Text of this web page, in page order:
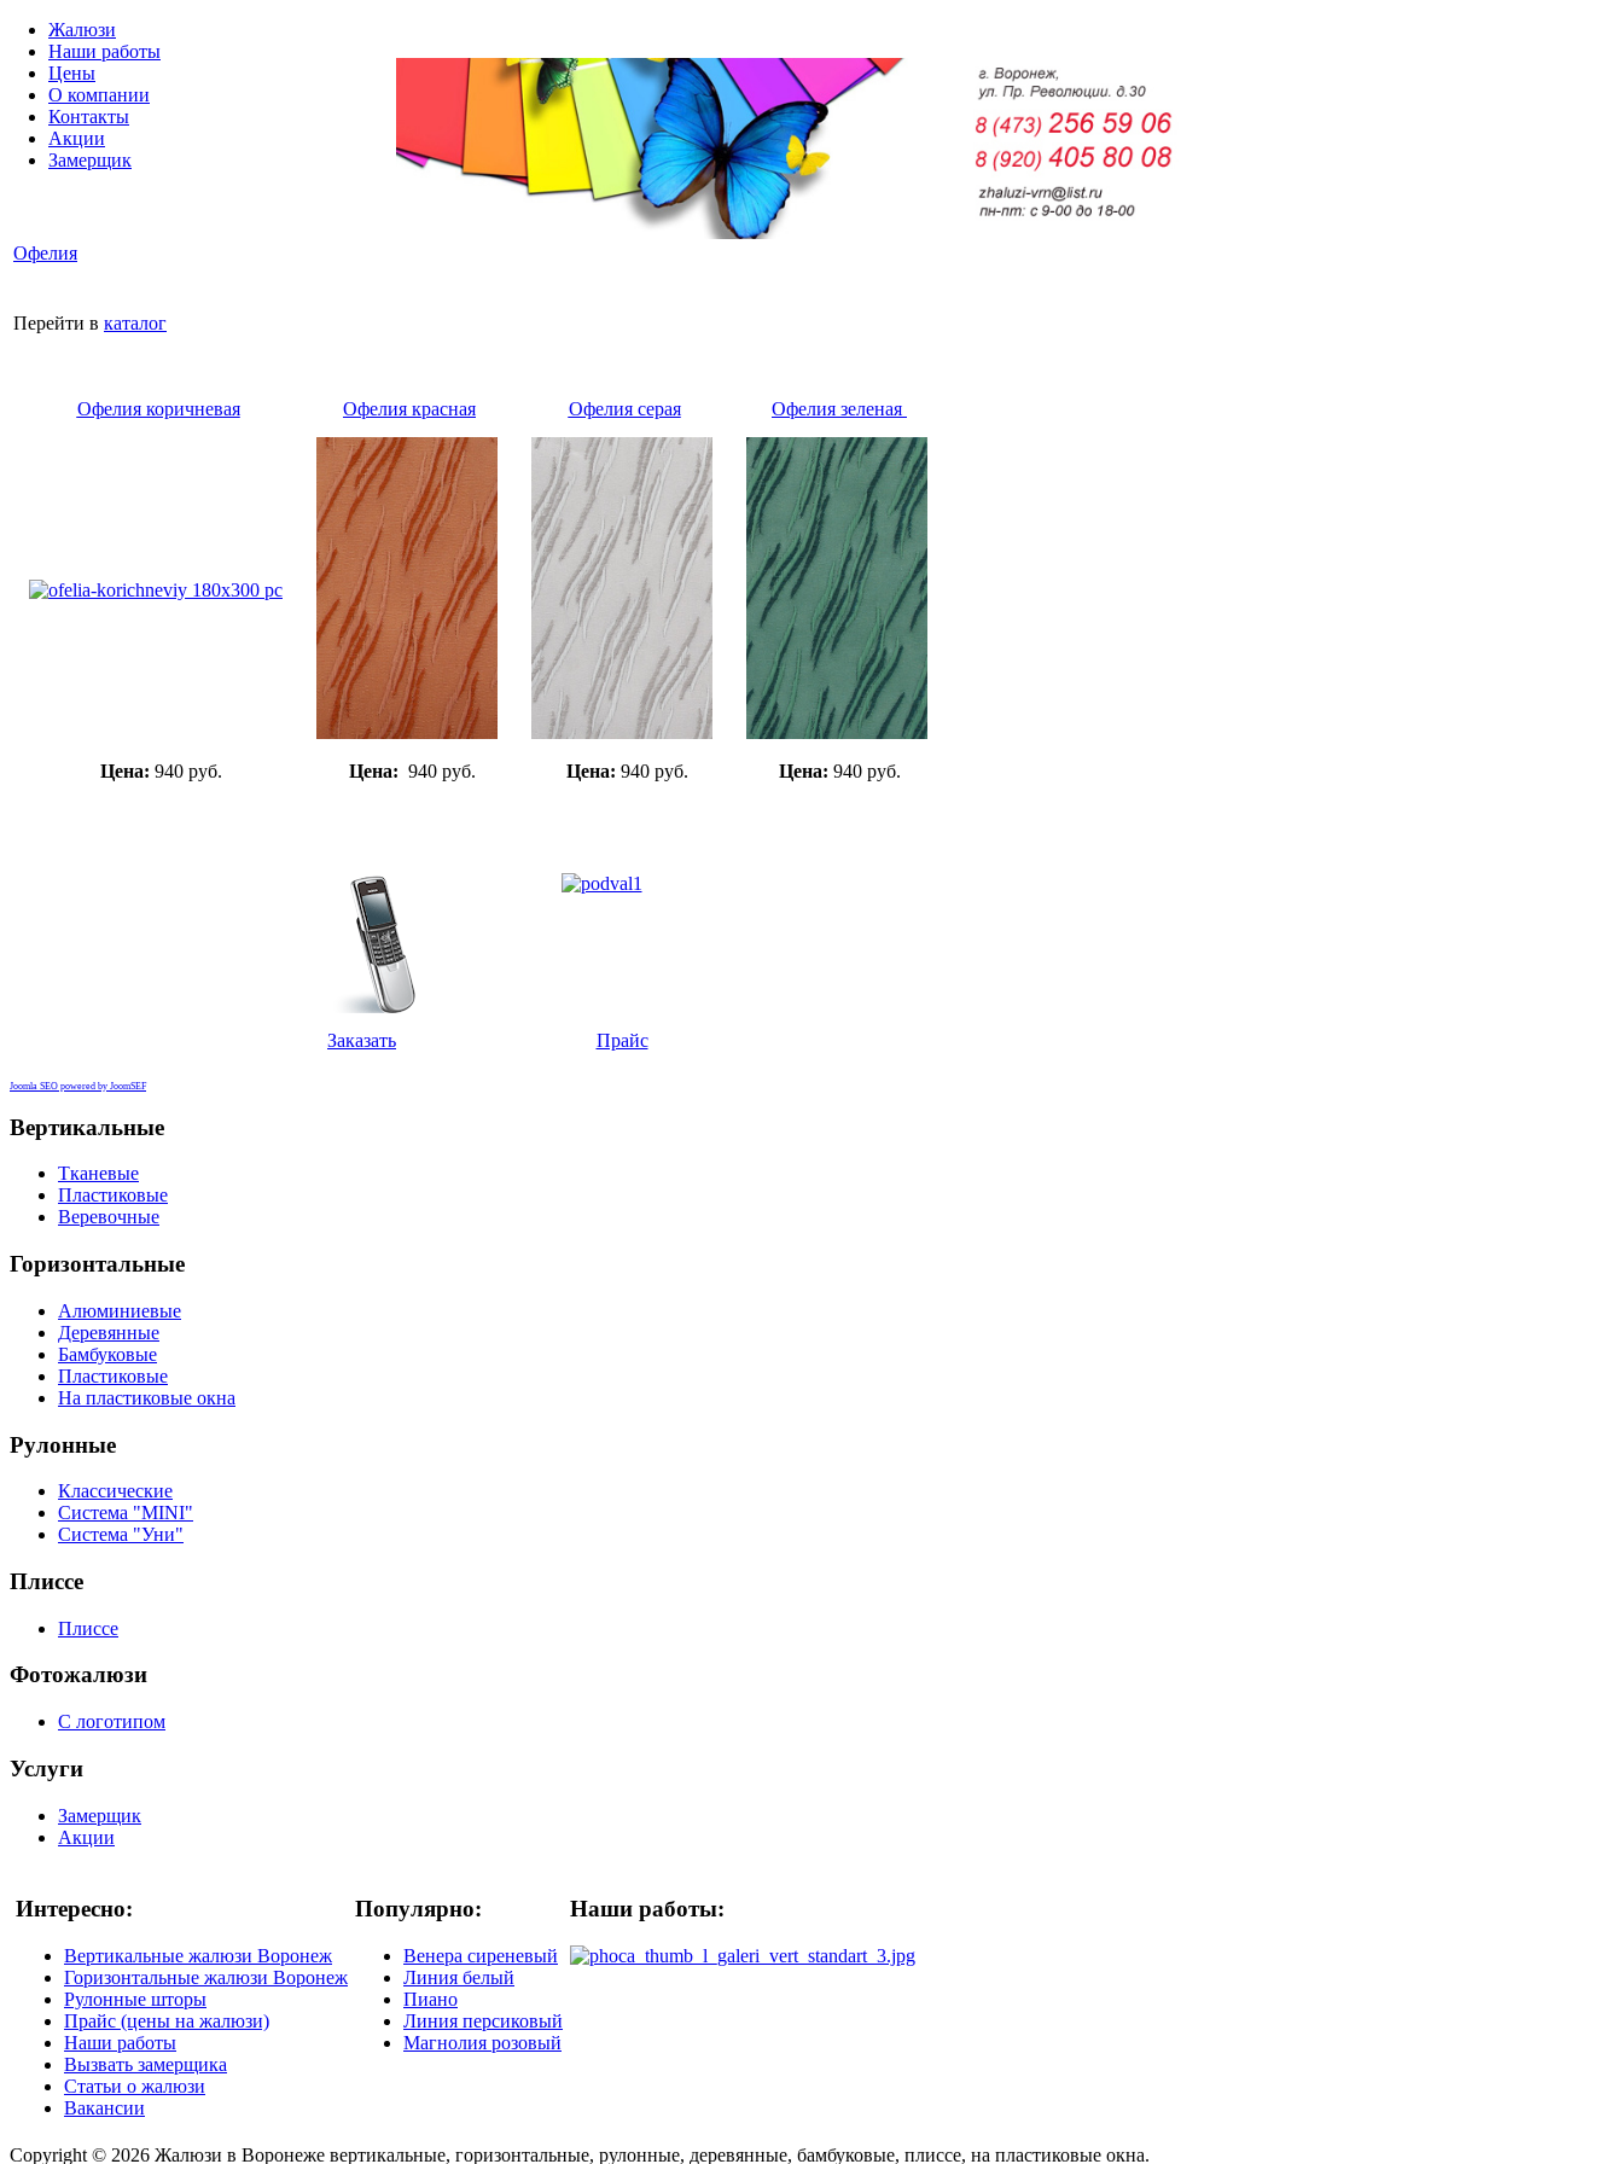
Жалюзи
Наши работы
Цены
О компании
Контакты
Акции
Замерщик
Офелия
Перейти в каталог
Офелия коричневая Офелия красная Офелия серая Офелия зеленая
Цена: 940 руб. Цена: 940 руб. Цена: 940 руб. Цена: 940 руб.
Заказать Прайс
Joomla SEO powered by JoomSEF
Вертикальные
Тканевые
Пластиковые
Веревочные
Горизонтальные
Алюминиевые
Деревянные
Бамбуковые
Пластиковые
На пластиковые окна
Рулонные
Классические
Система "MINI"
Система "Уни"
Плиссе
Плиссе
Фотожалюзи
С логотипом
Услуги
Замерщик
Акции
Интересно:
Вертикальные жалюзи Воронеж
Горизонтальные жалюзи Воронеж
Рулонные шторы
Прайс (цены на жалюзи)
Наши работы
Вызвать замерщика
Статьи о жалюзи
Вакансии
Популярно:
Венера сиреневый
Линия белый
Пиано
Линия персиковый
Магнолия розовый
Наши работы:
Copyright © 2026 Жалюзи в Воронеже вертикальные, горизонтальные, рулонные, деревянные, бамбуковые, плиссе, на пластиковые окна.